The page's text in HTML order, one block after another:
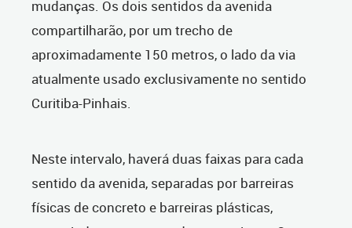
mudanças. Os dois sentidos da avenida
compartilharão, por um trecho de
aproximadamente 150 metros, o lado da via
atualmente usado exclusivamente no sentido
Curitiba-Pinhais.
Neste intervalo, haverá duas faixas para cada
sentido da avenida, separadas por barreiras
físicas de concreto e barreiras plásticas,